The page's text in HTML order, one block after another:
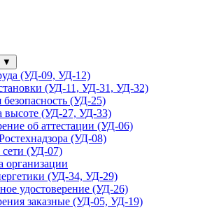
▼
(УД-09, УД-12)
(УД-11, УД-31, УД-32)
(УД-25)
высоте (УД-27, УД-33)
об аттестации (УД-06)
(УД-08)
(УД-07)
организации
(УД-34, УД-29)
удостоверение (УД-26)
заказные (УД-05, УД-19)